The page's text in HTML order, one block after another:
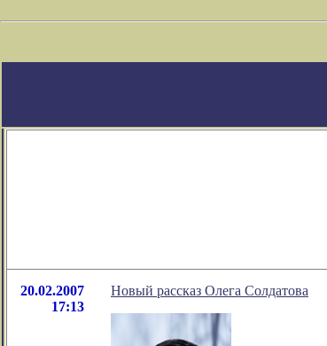
20.02.2007
17:13
Новый рассказ Олега Солдатова